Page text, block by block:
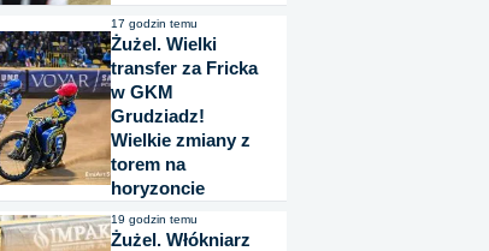
17 godzin temu
Żużel. Wielki
transfer za Fricka
w GKM
Grudziadz!
Wielkie zmiany z
torem na
horyzoncie
19 godzin temu
Żużel. Włókniarz